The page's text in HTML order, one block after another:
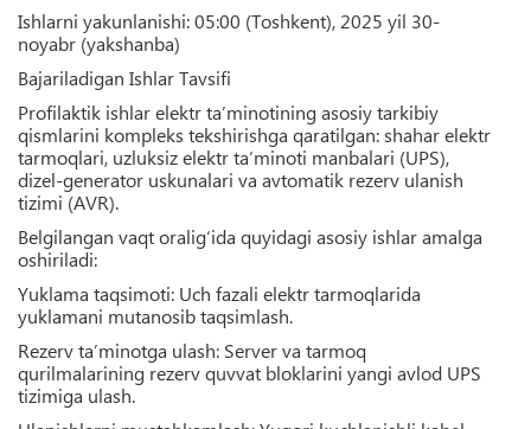
Ishlarni yakunlanishi:05:00 (Toshkent), 2025 yil 30-
noyabr (yakshanba)
Bajariladigan Ishlar Tavsifi
Profilaktik ishlar elektr ta’minotining asosiy tarkibiy
qismlarini kompleks tekshirishga qaratilgan: shahar elektr
tarmoqlari, uzluksiz elektr ta’minoti manbalari (UPS),
dizel-generator uskunalari va avtomatik rezerv ulanish
tizimi (AVR).
Belgilangan vaqt oralig‘ida quyidagi asosiy ishlar amalga
oshiriladi:
Yuklama taqsimoti: Uch fazali elektr tarmoqlarida
yuklamani mutanosib taqsimlash.
Rezerv ta’minotga ulash: Server va tarmoq
qurilmalarining rezerv quvvat bloklarini yangi avlod UPS
tizimiga ulash.